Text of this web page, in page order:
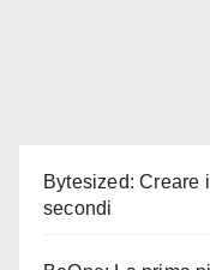
Bytesized: Creare
secondi